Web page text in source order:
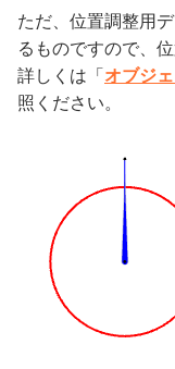
ただ、位置調整用
るものですので、
詳しくは「 オブジ
照ください。